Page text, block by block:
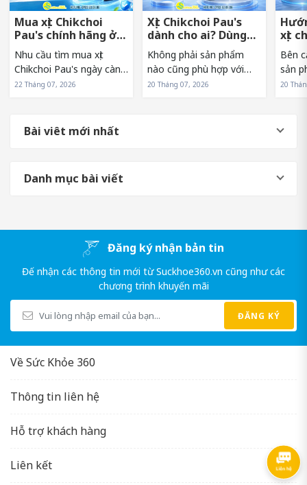
Mua xịt Chikchoi
Pau's chính hãng ở
đâu tránh hàng giả?
Nhu cầu tìm mua xịt
Chikchoi Pau's ngày càng
tăng khiến sản phẩm
nhiên, điều này cũng
22 Tháng 07, 2026
Xịt Chikchoi Pau's
dành cho ai? Dùng
có nóng rát không?
Không phải sản phẩm
nào cũng phù hợp với
mọi đối tượng. Vì vậy,
20 Tháng 07, 2026
xịt
sớm
Bên
sản
sử
và
20
Bài viêt mới nhất
Danh mục bài viết
Đăng ký nhận bản tin
Đế nhận các thông tin mới từ Suckhoe360.vn cũng như các
chương trình khuyến mãi
ĐĂNG KÝ
Về Sức Khỏe 360
Thông tin liên hệ
Hỗ trợ khách hàng
Liên kết